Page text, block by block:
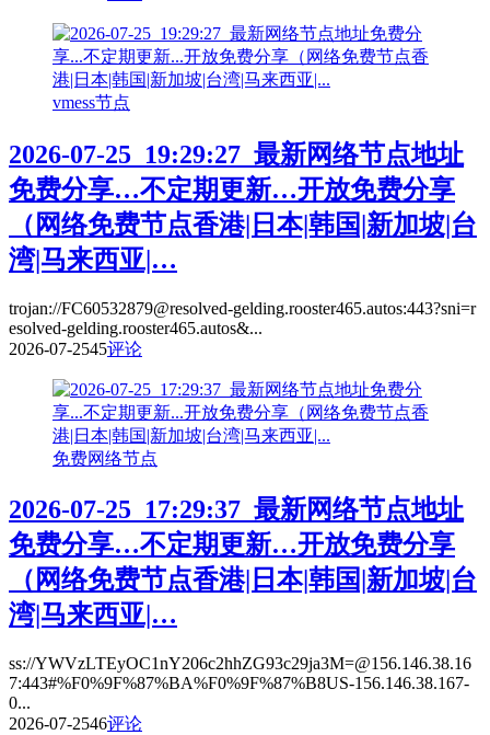
vmess节点
2026-07-25_19:29:27_最新网络节点地址
免费分享…不定期更新…开放免费分享
（网络免费节点香港|日本|韩国|新加坡|台
湾|马来西亚|…
trojan://FC60532879@resolved-gelding.rooster465.autos:443?sni=r
esolved-gelding.rooster465.autos&...
2026-07-2545评论
免费网络节点
2026-07-25_17:29:37_最新网络节点地址
免费分享…不定期更新…开放免费分享
（网络免费节点香港|日本|韩国|新加坡|台
湾|马来西亚|…
ss://YWVzLTEyOC1nY206c2hhZG93c29ja3M=@156.146.38.16
7:443#%F0%9F%87%BA%F0%9F%87%B8US-156.146.38.167-
0...
2026-07-2546评论